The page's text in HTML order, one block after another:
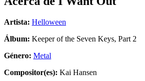
Artista: Helloween
Álbum: Keeper of the Seven Keys, Part 2
Género: Metal
Compositor(es): Kai Hansen